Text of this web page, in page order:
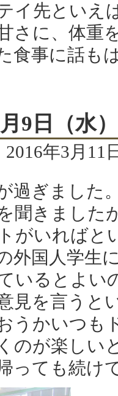
イ先といえ
さに、体重
食事に話も
9日（水
2016年3月11
過ぎました
聞きました
がいればと
外国人学生
いるとよい
見を言うと
うかいつも
のが楽しい
っても続け